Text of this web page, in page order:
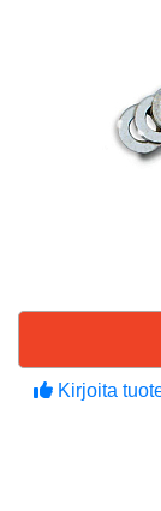
Kirjoita